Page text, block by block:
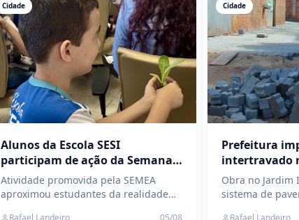
Cidade
Alunos da Escola SESI
participam de ação da Semana
da Agricultura Familiar em Três
Lagoas
Atividade promovida pela SEMEA
aproximou estudantes da realidade
Cidade
Prefeitura
intertravado
Branca para
mobilidade
Obra no Jardim
sistema de